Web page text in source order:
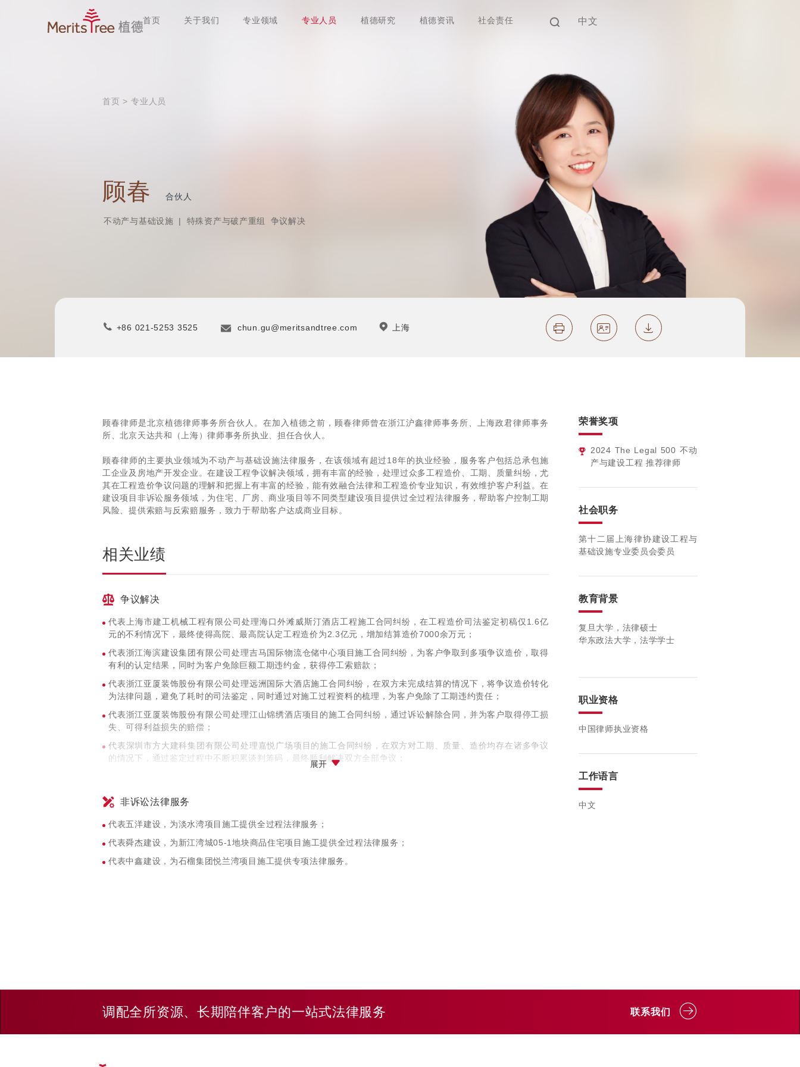
首页 关于我们 专业领域 专业人员 植德研究 植德资讯 社会责任 中文
首页 > 专业人员
顾春 合伙人
不动产与基础设施 | 特殊资产与破产重组 争议解决
+86 021-5253 3525 chun.gu@meritsandtree.com 上海
顾春律师是北京植德律师事务所合伙人。在加入植德之前，顾春律师曾在浙江沪鑫律师事务所、上海政君律师事务
所、北京天达共和（上海）律师事务所执业、担任合伙人。
顾春律师的主要执业领域为不动产与基础设施法律服务，在该领域有超过18年的执业经验，服务客户包括总承包施
工企业及房地产开发企业。在建设工程争议解决领域，拥有丰富的经验，处理过众多工程造价、工期、质量纠纷，尤
其在工程造价争议问题的理解和把握上有丰富的经验，能有效融合法律和工程造价专业知识，有效维护客户利益。在
建设项目非诉讼服务领域，为住宅、厂房、商业项目等不同类型建设项目提供过全过程法律服务，帮助客户控制工期
风险、提供索赔与反索赔服务，致力于帮助客户达成商业目标。
相关业绩
争议解决
代表上海市建工机械工程有限公司处理海口外滩威斯汀酒店工程施工合同纠纷，在工程造价司法鉴定初稿仅1.6亿
元的不利情况下，最终使得高院、最高院认定工程造价为2.3亿元，增加结算造价7000余万元；
代表浙江海滨建设集团有限公司处理吉马国际物流仓储中心项目施工合同纠纷，为客户争取到多项争议造价，取得
有利的认定结果，同时为客户免除巨额工期违约金，获得停工索赔款；
代表浙江亚厦装饰股份有限公司处理远洲国际大酒店施工合同纠纷，在双方未完成结算的情况下，将争议造价转化
为法律问题，避免了耗时的司法鉴定，同时通过对施工过程资料的梳理，为客户免除了工期违约责任；
代表浙江亚厦装饰股份有限公司处理江山锦绣酒店项目的施工合同纠纷，通过诉讼解除合同，并为客户取得停工损
失、可得利益损失的赔偿；
代表深圳市方大建科集团有限公司处理嘉悦广场项目的施工合同纠纷，在双方对工期、质量、造价均存在诸多争议
的情况下，通过鉴定过程中不断积累谈判筹码，最终顺利解决双方全部争议；
代表中城建第九工程局有限公司处理百协中闻广场项目的施工合同纠纷，最终法院认定的工程造价与客户送审金额
的核减率仅4.7%；
代表上海大得同置业有限公司处理泗泾老镇项目的施工合同纠纷，承包人送审金额4.8亿元，最终法院认定造价3.6
展开
非诉讼法律服务
代表五洋建设，为淡水湾项目施工提供全过程法律服务；
代表舜杰建设，为新江湾城05-1地块商品住宅项目施工提供全过程法律服务；
代表中鑫建设，为石榴集团悦兰湾项目施工提供专项法律服务。
荣誉奖项
2024 The Legal 500 不动
产与建设工程 推荐律师
社会职务
第十二届上海律协建设工程与
基础设施专业委员会委员
教育背景
复旦大学，法律硕士
华东政法大学，法学学士
职业资格
中国律师执业资格
工作语言
中文
调配全所资源、长期陪伴客户的一站式法律服务 联系我们